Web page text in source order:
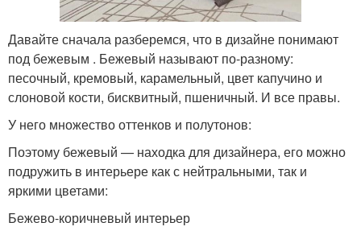
Давайте сначала разберемся, что в дизайне понимают
под бежевым . Бежевый называют по-разному:
песочный, кремовый, карамельный, цвет капучино и
слоновой кости, бисквитный, пшеничный. И все правы.
У него множество оттенков и полутонов:
Поэтому бежевый — находка для дизайнера, его можно
подружить в интерьере как с нейтральными, так и
яркими цветами:
Бежево-коричневый интерьер